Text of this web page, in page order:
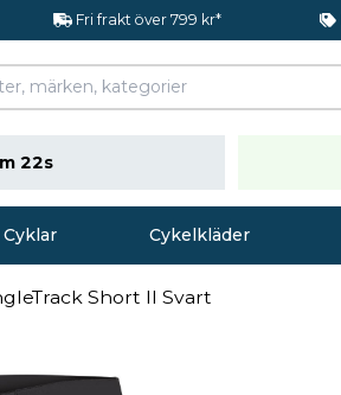
Fri frakt över 799 kr*
22s
Cyklar Cykelkläder
Short II Svart